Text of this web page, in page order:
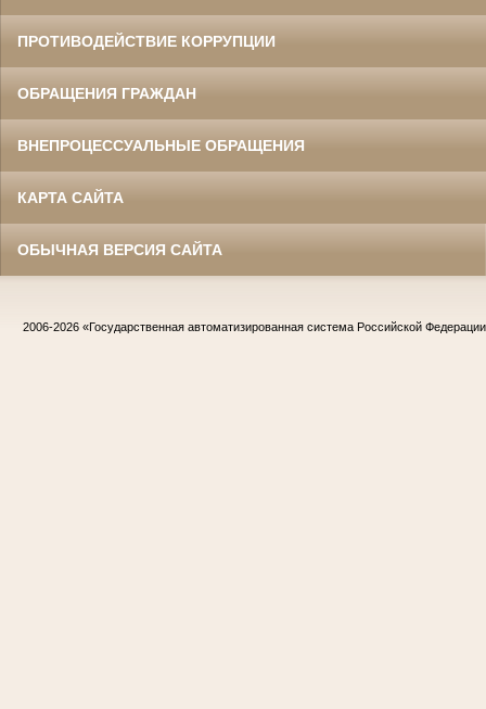
ПРОТИВОДЕЙСТВИЕ КОРРУПЦИИ
ОБРАЩЕНИЯ ГРАЖДАН
ВНЕПРОЦЕССУАЛЬНЫЕ ОБРАЩЕНИЯ
КАРТА САЙТА
ОБЫЧНАЯ ВЕРСИЯ САЙТА
2006-2026 «Государственная автоматизированная система Российской